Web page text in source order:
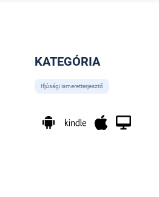
KATEGÓRIA
Ifjúsági ismeretterjesztő